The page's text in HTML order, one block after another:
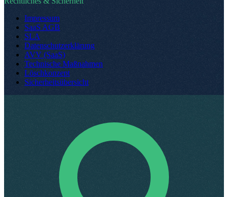
Impressum
SaaS AGB
SLA
Datenschutzerklärung
AVV (SaaS)
Technische Maßnahmen
Löschkonzept
Sicherheitsübersicht